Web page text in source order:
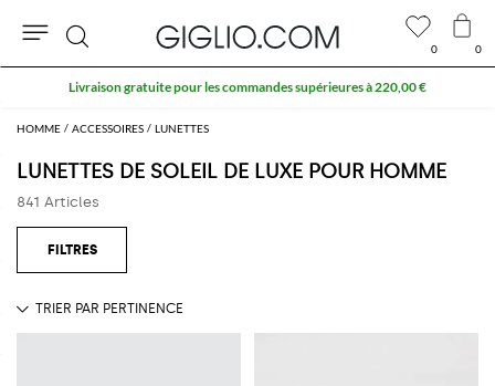
HOMME ACCESSOIRES LUNETTES
LUNETTES DE SOLEIL DE LUXE POUR HOMME
841 Articles
0 0
Rechercher